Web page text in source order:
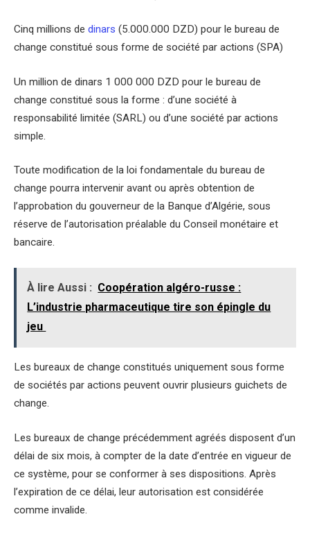
Cinq millions de dinars (5.000.000 DZD) pour le bureau de
change constitué sous forme de société par actions (SPA)
Un million de dinars 1 000 000 DZD pour le bureau de
change constitué sous la forme : d’une société à
responsabilité limitée (SARL) ou d’une société par actions
simple.
Toute modification de la loi fondamentale du bureau de
change pourra intervenir avant ou après obtention de
l’approbation du gouverneur de la Banque d’Algérie, sous
réserve de l’autorisation préalable du Conseil monétaire et
bancaire.
À lire Aussi : Coopération algéro-russe :
L’industrie pharmaceutique tire son épingle du
jeu
Les bureaux de change constitués uniquement sous forme
de sociétés par actions peuvent ouvrir plusieurs guichets de
change.
Les bureaux de change précédemment agréés disposent d’un
délai de six mois, à compter de la date d’entrée en vigueur de
ce système, pour se conformer à ses dispositions. Après
l’expiration de ce délai, leur autorisation est considérée
comme invalide.